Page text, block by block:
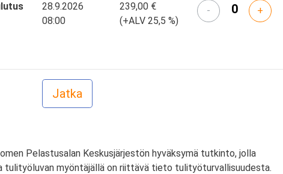
28.9.2026
08:00
239,00 €
(+ALV 25,5 %)
- +
Pelastusalan Keskusjärjestön hyväksymä tutkinto, jolla
myöntäjällä on riittävä tieto tulityöturvallisuudesta.